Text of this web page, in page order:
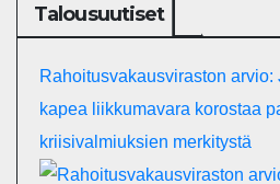
Talousuutiset
Rahoitusvakausviraston
kapea liikkumavara korostaa
kriisivalmiuksien merkitystä